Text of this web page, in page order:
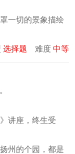
一切的景象描绘
选择题 难度 中等
讲座，终生受
州的个园，都是